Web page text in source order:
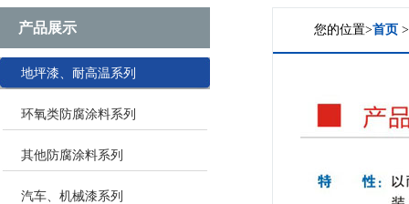
产品展示
地坪漆、耐高温系列
环氧类防腐涂料系列
其他防腐涂料系列
汽车、机械漆系列
您的位置>首页